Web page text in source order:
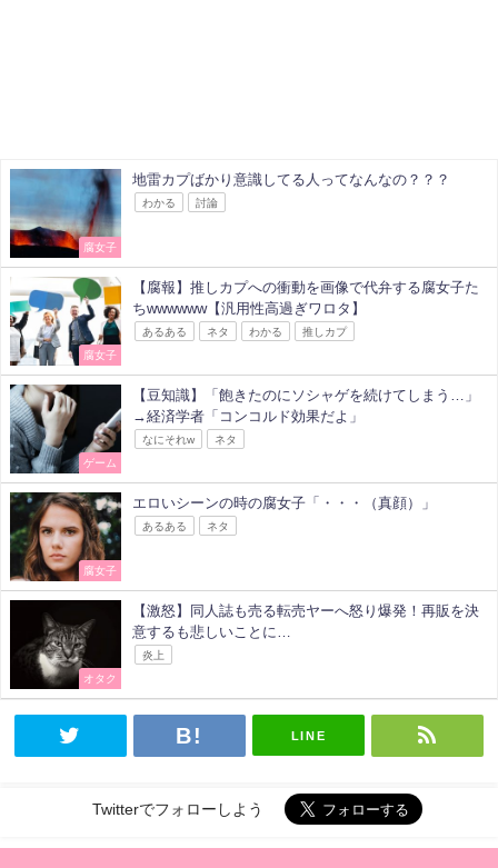
腐女子
地雷カプばかり意識してる人ってなんなの？？？
わかる 討論
腐女子
【腐報】推しカプへの衝動を画像で代弁する腐女子た
ちwwwwww【汎用性高過ぎワロタ】
あるある ネタ わかる 推しカプ
ゲーム
【豆知識】「飽きたのにソシャゲを続けてしまう…」
→経済学者「コンコルド効果だよ」
なにそれw ネタ
腐女子
エロいシーンの時の腐女子「・・・（真顔）」
あるある ネタ
オタク
【激怒】同人誌も売る転売ヤーへ怒り爆発！再販を決
意するも悲しいことに…
炎上
LINE
Twitterでフォローしよう